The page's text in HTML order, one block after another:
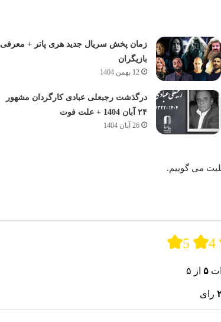
زمان پخش سریال جدید هری پاتر + معرفی
بازیگران
12 بهمن 1404
درگذشت رجبعلی عبادی کارگردان مشهور
۲۴ آبان 1404 + علت فوت
26 آبان 1404
می گوییم.
5 4
۵ از ۵
رای